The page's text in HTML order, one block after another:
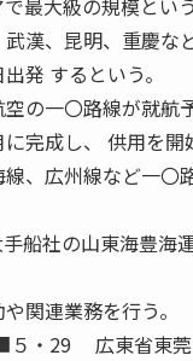
最大級の規模という
漢、昆明、重慶な
発 するという。
の一〇路線が就
完成し、 供用を開
、広州線など一〇
社の山東海豊海
関連業務を行う。
５・29 広東省東